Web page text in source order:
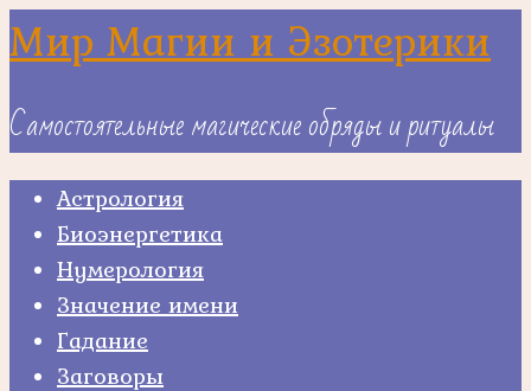
Skip
to
Мир Магии и Эзотерики
Самостоятельные магические обряды и ритуалы
Астрология
Биоэнергетика
Нумерология
Значение имени
Гадание
Заговоры